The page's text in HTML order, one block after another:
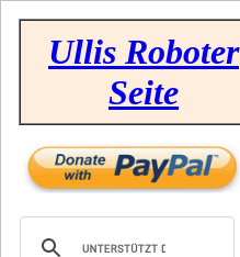
Ullis Roboter
Seite